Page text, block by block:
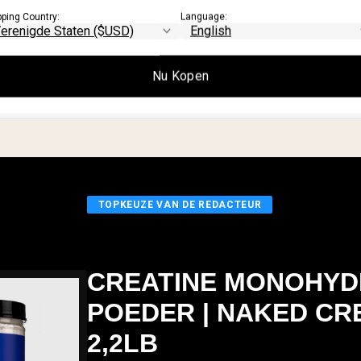
van lichaamssamenstelling is
weegschaal:Foto’s, metingen en DEXA-
van vooruitgang dan het getal op
TOPKEUZE VAN DE REDACTEUR
CREATINE
POEDER | NAKED
2,2LB
Country: Language:
Nu Kopen